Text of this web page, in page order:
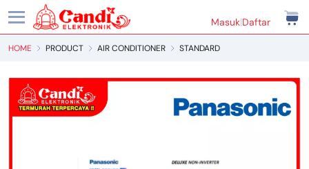
Masuk|Daftar
HOME PRODUCT AIR CONDITIONER STANDARD